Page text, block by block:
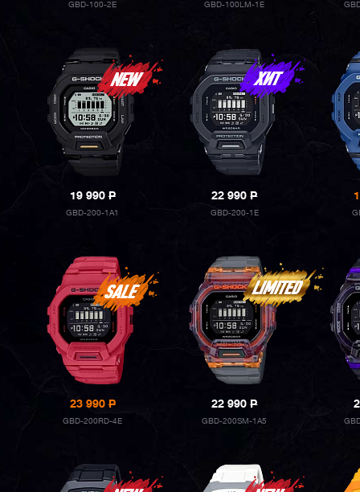
GBD-100-2E GBD-100LM-1E
19 990P
GBD-200-1A1
22 990P
GBD-200-1E
23 990P
GBD-200RD-4E
22 990P
GBD-200SM-1A5